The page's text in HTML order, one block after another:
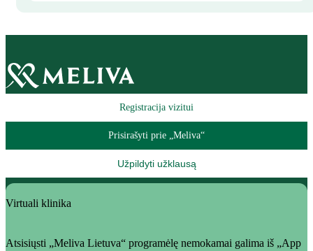
Registracija vizitui
Prisirašyti prie „Meliva“
Užpildyti užklausą
Virtuali klinika
Atsisiųsti „Meliva Lietuva“ programėlę nemokamai galima iš „App